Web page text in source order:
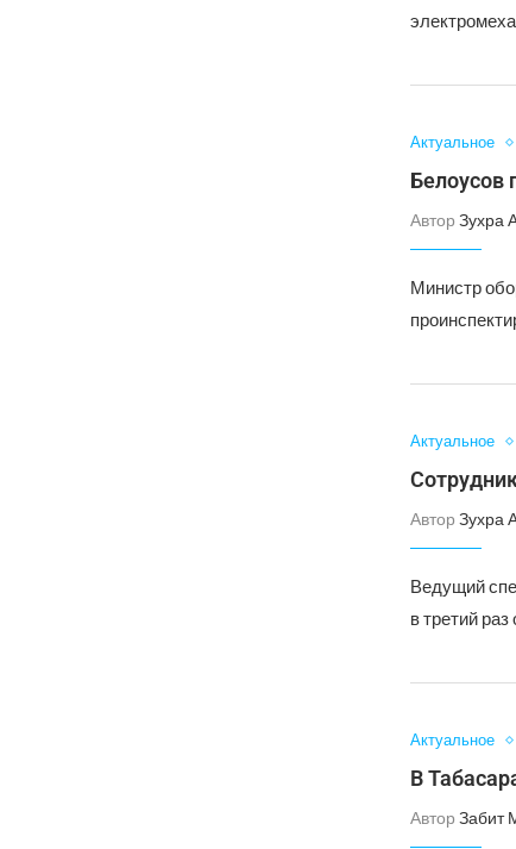
Актуальное
Белоусов
Автор Зухра
Министр
Актуальное
Автор Зухра
Ведущий
в третий
Актуальное
В
Автор Забит